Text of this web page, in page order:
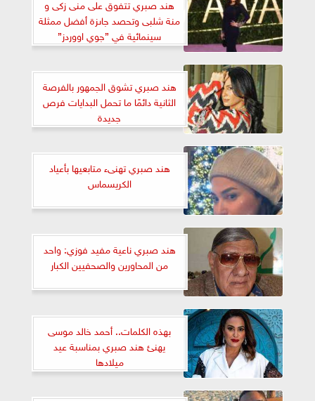
هند صبري تتفوق على منى زكى و
منة شلبى وتحصد جاىزة أفضل ممثلة
سينمائية في ”جوي اووردز”
هند صبري تشوق الجمهور بالفرصة
الثانية دائمًا ما تحمل البدايات فرص
جديدة
هند صبري تهنىء متابعيها بأعياد
الكريسماس
هند صبري ناعية مفيد فوزي: واحد
من المحاورين والصحفيين الكبار
بهذه الكلمات.. أحمد خالد موسى
يهنئ هند صبري بمناسبة عيد
ميلادها